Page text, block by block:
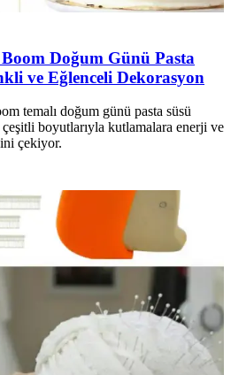
Doğum Günü Pasta
ve Eğlenceli Dekorasyon
temalı doğum günü pasta süsü
boyutlarıyla kutlamalara enerji ve
çekiyor.